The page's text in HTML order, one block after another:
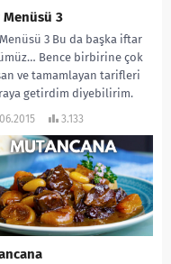
3
3 Bu da başka iftar
Bence birbirine çok
ve tamamlayan tarifleri
getirdim diyebilirim.
3.133